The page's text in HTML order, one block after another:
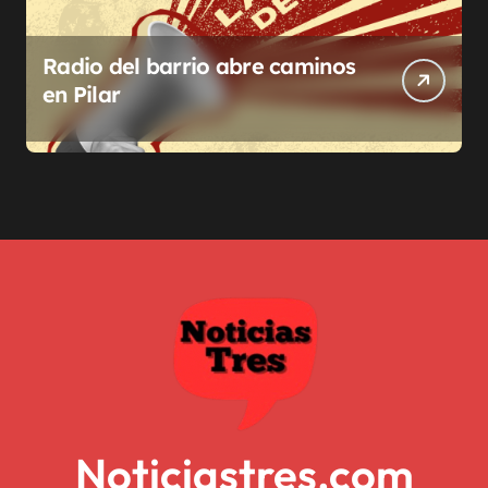
Radio del barrio abre caminos
en Pilar
Noticiastres.com